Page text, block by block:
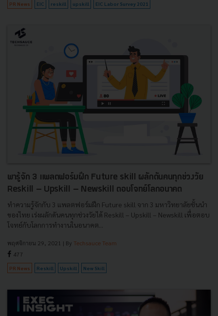
PR News EIC reskill upskill EIC Labor Survey 2021
พารู้จัก 3 แพลตฟอร์มฝึก Future skill ผลักดันคนทุกช่วงวัย
Reskill – Upskill – Newskill ตอบโจทย์โลกอนาคต
ทำความรู้จักกับ 3 แพลตฟอร์มฝึก Future skill จาก 3 มหาวิทยาลัยชั้นนำ
ของไทย เร่งผลักดันคนทุกช่วงวัยได้ Reskill – Upskill – Newskill เพื่อตอบ
โจทย์กับโลกการทำงานในอนาคต...
พฤศจิกายน 29, 2021 | By Techsauce Team
477
PR News Reskill Upskill New Skill